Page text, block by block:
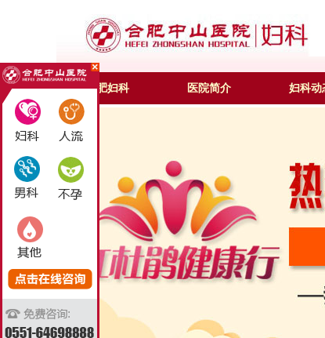
合肥妇科 医院简介 妇科动